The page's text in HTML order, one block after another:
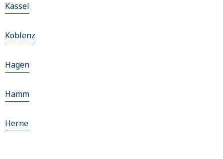
Kassel
Koblenz
Hagen
Hamm
Herne